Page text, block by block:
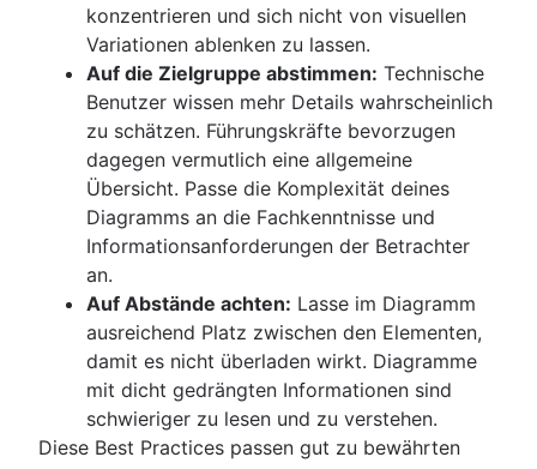
konzentrieren und sich nicht von visuellen
Variationen ablenken zu lassen.
Auf die Zielgruppe abstimmen: Technische
Benutzer wissen mehr Details wahrscheinlich
zu schätzen. Führungskräfte bevorzugen
dagegen vermutlich eine allgemeine
Übersicht. Passe die Komplexität deines
Diagramms an die Fachkenntnisse und
Informationsanforderungen der Betrachter
an.
Auf Abstände achten: Lasse im Diagramm
ausreichend Platz zwischen den Elementen,
damit es nicht überladen wirkt. Diagramme
mit dicht gedrängten Informationen sind
schwieriger zu lesen und zu verstehen.
Diese Best Practices passen gut zu bewährten